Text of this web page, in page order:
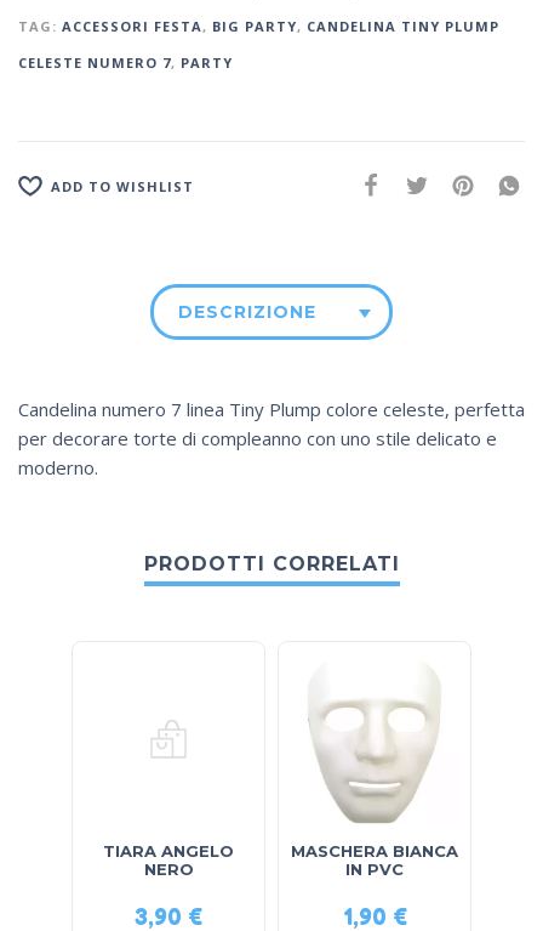
TAG: ACCESSORI FESTA , BIG PARTY, CANDELINA TINY PLUMP
CELESTE NUMERO 7, PARTY
ADD TO WISHLIST
DESCRIZIONE
Candelina numero 7 linea Tiny Plump colore celeste, perfetta
per decorare torte di compleanno con uno stile delicato e
moderno.
PRODOTTI CORRELATI
TIARA ANGELO
NERO
3,90 €
MASCHERA BIANCA
IN PVC
1,90 €